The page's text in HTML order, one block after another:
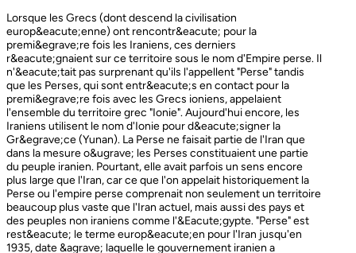
Lorsque les Grecs (dont descend la civilisation europ&eacute;enne) ont rencontr&eacute; pour la premi&egrave;re fois les Iraniens, ces derniers r&eacute;gnaient sur ce territoire sous le nom d'Empire perse. Il n'&eacute;tait pas surprenant qu'ils l'appellent "Perse" tandis que les Perses, qui sont entr&eacute;s en contact pour la premi&egrave;re fois avec les Grecs ioniens, appelaient l'ensemble du territoire grec "Ionie". Aujourd'hui encore, les Iraniens utilisent le nom d'Ionie pour d&eacute;signer la Gr&egrave;ce (Yunan). La Perse ne faisait partie de l'Iran que dans la mesure o&ugrave; les Perses constituaient une partie du peuple iranien. Pourtant, elle avait parfois un sens encore plus large que l'Iran, car ce que l'on appelait historiquement la Perse ou l'empire perse comprenait non seulement un territoire beaucoup plus vaste que l'Iran actuel, mais aussi des pays et des peuples non iraniens comme l'&Eacute;gypte. "Perse" est rest&eacute; le terme europ&eacute;en pour l'Iran jusqu'en 1935, date &agrave; laquelle le gouvernement iranien a insist&eacute; pour que tous les pays appellent officiellement le pays par ce dernier nom. Mais le terme "Perse" a surv&eacute;cu et, encore aujourd'hui, pour de nombreux Occidentaux, la "Perse" a une connotation historique et culturelle beaucoup plus large que celle v&eacute;hicul&eacute;e par le terme "Iran", qu'ils confondaient parfois avec l'Irak. Beaucoup ne savent plus que l'Iran et la Perse sont la m&ecirc;me chose, pensant que l'Iran est aussi un pays arabe ! L'Iran actuel fait partie du plateau iranien, beaucoup plus vaste, dont l'ensemble a parfois fait partie de l'empire perse. Le pays est vaste, plus grand que le Royaume-Uni, la France, l'Espagne et l'Allemagne r&eacute;unis. Il est accident&eacute; et aride et, &agrave; l'exception de deux r&eacute;gions de plaine, il est constitu&eacute; de montagnes et de d&eacute;serts. Il y a deux grandes rang&eacute;es de montagnes, l'Alborz au nord, qui s'&eacute;tend du Caucase au nord-ouest jusqu'au Khorasan &agrave; l'est, et le Zagros, qui s'&eacute;tend de l'ouest au sud-est. Les grands d&eacute;serts, Dasht-e-Kavir et Dasht-e-Lut, tous deux situ&eacute;s &agrave; l'est, sont pratiquement inhabitables. Les deux r&eacute;gions de plaine sont le littoral de la mer Caspienne, qui se trouve au-dessous du niveau de la mer, a un climat subtropical et est couvert de for&ecirc;ts tropicales, et la plaine du Khuzestan au sud-ouest, qui est une continuation des terres fertiles de la M&eacute;sopotamie et est arros&eacute;e par le seul grand fleuve d'Iran, le Karun. Ainsi, la terre est abondante mais l'eau est rare, contrairement &agrave; un pays comme la Hollande o&ugrave; la terre est rare mais l'eau abondante. La raret&eacute; de l'eau a jou&eacute; un r&ocirc;le majeur non seulement en influen&ccedil;ant la nature et les syst&egrave;mes de l'agriculture iranienne, mais aussi un certain nombre de facteurs sociologiques cl&eacute;s, y compris la cause et la nature des &Eacute;tats iraniens. L'&eacute;tendue des montagnes et du d&eacute;sert a naturellement divis&eacute; la population iranienne en groupes relativement isol&eacute;s. Mais l'aridit&eacute; a jou&eacute; un r&ocirc;le encore plus important &agrave; cet &eacute;gard, et ce au niveau des plus petites unit&eacute;s sociales. Dans la majeure partie du pays, l'agriculture et l'&eacute;levage du b&eacute;tail n'&eacute;taient possibles que l&agrave; o&ugrave; l'eau de pluie naturelle, un petit ruisseau, un canal d'eau souterrain, appel&eacute; Qanat, ou une combinaison de ces &eacute;l&eacute;ments fournissait l'approvisionnement minimal n&eacute;cessaire en eau. Le Qanat ou Kariz est un d&eacute;veloppement ing&eacute;nieux des temps anciens, qui remonte &agrave; bien avant la fondation de l'empire perse. &Agrave; partir d'une nappe phr&eacute;atique existante dans les hautes terres, un tunnel est creus&eacute; sous le sol, en pente descendante vers les basses terres (pr&egrave;s des fermes environnantes) o&ugrave; il remonte &agrave; la surface. L'eau qui s'&eacute;coule de la source par gravit&eacute; est ensuite distribu&eacute;e par d'&eacute;troits canaux l&agrave; o&ugrave; elle est n&eacute;cessaire pour l'irrigation et d'autres usages. Le peuple iranien &Agrave; l'origine, les Iraniens &eacute;taient plus une ethnie qu'une nation et les perses se comptaient comme un groupe parmi un bon nombre des Iraniens. A part le pays qui s'appelle aujourd'hui l'Iran, l'Afghanistan et le Tadjikistan appartiennent &eacute;galement &agrave; un territoire iranien plus large dans leurs concepts historiques et culturels. En plus la domaine culturelle iranienne d&eacute;passe encore plus loin que la fronti&egrave;re de l&rsquo;ensemble de ces trois pays et s'&eacute;tendant jusqu&rsquo;au cot&eacute; nordique de l'Inde, l'Ouzb&eacute;kistan, le Turkm&eacute;nistan, le Caucase et l'Anatolie : Aujourd&rsquo;hui , c&rsquo;est ce que l&rsquo;on appelle &lsquo;&rsquo; Monde Persan&rsquo;&rsquo; La langue persane est une des langues iraniennes, alors qu&rsquo;il en existe d'autres vari&eacute;t&eacute;s dont le kurde et le pashto. En Iran, certaines langues locales sont encore parl&eacute;es en tant que des langues vivantes tandis que d&rsquo;autre langues r&eacute;gionales que l&rsquo;iranienne sont &eacute;galement parl&eacute;s en Iran tels que le turc et l&rsquo;arabe. En plus, d'autres formats de la langue persane sont parl&eacute;es en Afghanistan et au Tadjikistan, si bien que les r&eacute;sidents dans ces trois pays arrivent &agrave; se comprendre lors de la conversation et de la communication litt&eacute;raire. Egalement d'autres dialectes persans sont parl&eacute;s en Iran. A vraie dire , n&rsquo;importe quel argument &agrave; propos de l&rsquo;histoire de l&rsquo;Iran, de son &eacute;conomie et de sa politique ne serait pas raisonnable sauf qu&rsquo;on puisse tenir en compte les nomades qui ont &eacute;tabli leurs royaume &agrave; partir de l&rsquo;&eacute;poque des Perses au Qajars qui r&eacute;gnaient jusuq&rsquo;aux20&egrave;me si&egrave;cle. Suit &agrave; la recherches des p&acirc;turages encore plus verts et des sols fertils, diff&eacute;rents &eacute;thnies comme le turques, sont partis vers les r&eacute;gions au nord, nord-est et l&rsquo;est de la Perse . Apr&egrave;s avoir s&rsquo;h&eacute;berger , ils fallait qu&rsquo;ils se pr&eacute;par&egrave;rent pour faire face aux &eacute;nemies etrang&egrave;res . La s&egrave;cheresse, l&rsquo;aridit&eacute; et la densit&eacute; de la population dan leurs propres r&eacute;gions fut la cause de l&rsquo;immigration vers la Perse. D&rsquo;autre part la manqu&eacute; de la pluie et l&rsquo;aridit&eacute; en Iran causait la miragartion des gens vers des r&eacute;gions plus verts : ils se d&eacute;pla&ccedil;aient tous les ann&eacute;es, pour aller vers les r&eacute;gions o&ugrave; il faisait agr&eacute;able pendant l&rsquo;hiver et des r&eacute;gions o&ugrave; le climat faisait moins chaud au cours de l&rsquo;&eacute;t&eacute;. En comparaison avec les les s&eacute;dentaires, les nomades ont des puissances militaires et ils sont plus dynamiques, et plus nombreux que les villageoises qu'ils attaquaient. Ces particularit&eacute;s permettent &agrave; une tribu ou &agrave; un ensemble de tribus de faire diriger les autres vers la formation d&rsquo;un &eacute;tat central : Ensuite il faisait les n&eacute;cessaires pour collecter directement ou via un moyen indirect, la totalit&eacute; des produits agricoles exc&eacute;dentaires pour fournir les affaires financi&egrave;res. Ainsi il devient un &eacute;tat central et capable &agrave; taille de contr&ocirc;ler, d'administrer et de d&eacute;fendre ses vastes territoires. La plupart des souverains iraniens se d&eacute;pla&ccedil;aient la plupart du temps et cette caract&eacute;ristique est racin&eacute; dans leurs origines et leurs esprits. Par exemple les Ach&eacute;m&eacute;nides dirigeaient leurs trois capitales et se d&eacute;pla&ccedil;aient entre : Suse, Pers&eacute;polis et Ecbatane et parfois quatre si on fait inclure la Babylon. D&egrave;s le d&eacute;but ; tous les gouvernements iraniens jusqu&rsquo;au 20&egrave;me si&egrave;cle, on &eacute;t&eacute; fond&eacute;s par des tribus nomades et apr&egrave;s avoir &ecirc;tre uni au sein du gouvernement , il fallait se pr&eacute;parer pour faire face aux d&eacute;fis comme l&rsquo;invasion des nomades dans le pays et ceux qui pourraient attaquer depuis des terres au-del&agrave; des fronti&egrave;res. D'une mani&egrave;re historique, l'Iran a &eacute;t&eacute; le carrefour entre l'Asie et l'Europe, l'Est et l'Ouest. Les personnes, les biens ainsi que les croyances, les normes et produits culturels y sont pass&eacute;s, g&eacute;n&eacute;ralement d'est en ouest, mais pas toujours. L'influence orientale &eacute;tait telle que beaucoup des anciens mythes et l&eacute;gendes iraniens provenaient des terres orientales de l'Iran, bien que l'islam et les Arabes soient venus de la direction oppos&eacute;e. Cette situation g&eacute;ographique particuli&egrave;re a donn&eacute; lieu &agrave; ce que l'on peut appeler &laquo; l'effet carrefour &raquo;, &agrave; la fois d&eacute;stabilisant et enrichissant le pays ; rendant ses habitants hospitaliers et amicaux envers les &eacute;trangers et aussi tr&egrave;s conscients de leur particularit&eacute;. L'une des cons&eacute;quences de l'effet de carrefour est le fait que l'Iran est maintenant peupl&eacute; d&rsquo;une vari&eacute;t&eacute; de communaut&eacute;s ethniques et linguistiques incluant ceux dont la langue maternelle est le persan, ainsi que les Kurdes, les Turcs, les Arabes, les Baloutches, etc. On rencontre les Turcophones dans la r&eacute;gion Nord-ouest de l'Azerba&iuml;djan, aujourd'hui divis&eacute;e en plusieurs provinces, &agrave; la fronti&egrave;re de la Turquie et du Caucase. D'autres peuples turcophones, comme les Turkm&egrave;nes du Centre-nord-est et les tribus turcophones comm